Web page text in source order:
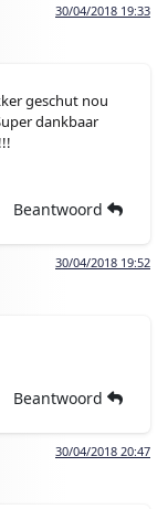
30/04/2018 19:33
geschut nou
dankbaar
Beantwoord
30/04/2018 19:52
Beantwoord
30/04/2018 20:47